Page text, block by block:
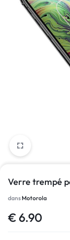
Verre trempé
dans Motorola
€ 6.90